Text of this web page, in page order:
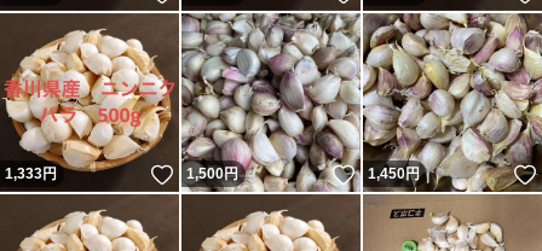
1,333円 いいね！
1,500円 いいね！
1,450円